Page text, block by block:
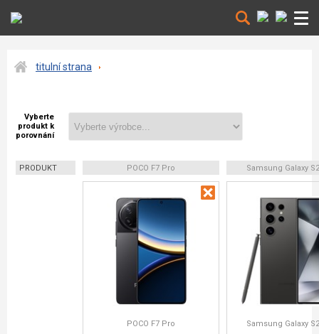
titulní strana
Vyberte
produkt k
porovnání
PRODUKT POCO F7 Pro Samsung Galaxy
POCO F7 Pro Samsung Galaxy